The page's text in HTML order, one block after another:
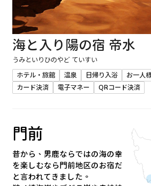
海と入り陽の宿 帝水
うみといりひのやど ていすい
ホテル・旅館
温泉 日帰り入浴 お一人
カード決済
電子マネー QRコード決済
門前
昔から、男鹿ならではの海の幸
を楽しむなら門前地区のお宿だ
と言われてきました。